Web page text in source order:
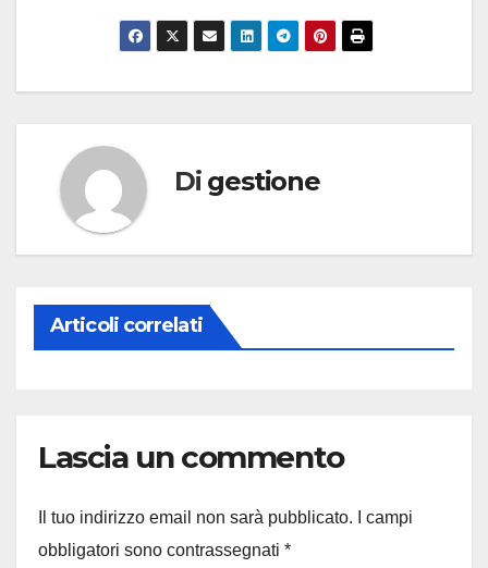
Di gestione
Articoli correlati
Lascia un commento
Il tuo indirizzo email non sarà pubblicato.
I campi
obbligatori sono contrassegnati *